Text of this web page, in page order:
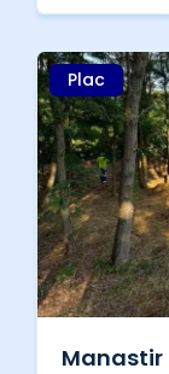
Plac
Manastir